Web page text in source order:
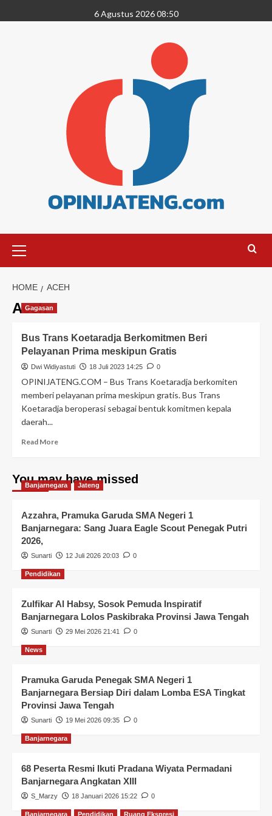
6 Agustus 2026 08:50
HOME ACEH
Aceh
Gagasan
Bus Trans Koetaradja Berkomitmen Beri
Pelayanan Prima meskipun Gratis
Dwi Widiyastuti 18 Juli 2023 14:25 0
OPINIJATENG.COM – Bus Trans Koetaradja berkomiten
memberi pelayanan prima meskipun gratis. Bus Trans
Koetaradja beroperasi sebagai bentuk komitmen kepala
daerah...
Read More
You may have missed
Banjarnegara Jateng
Azzahra, Pramuka Garuda SMA Negeri 1
Banjarnegara: Sang Juara Eagle Scout Penegak Putri
2026,
Sunarti 12 Juli 2026 20:03 0
Pendidikan
Zulfikar Al Habsy, Sosok Pemuda Inspiratif
Banjarnegara Lolos Paskibraka Provinsi Jawa Tengah
Sunarti 29 Mei 2026 21:41 0
News
Pramuka Garuda Penegak SMA Negeri 1
Banjarnegara Bersiap Diri dalam Lomba ESA Tingkat
Provinsi Jawa Tengah
Sunarti 19 Mei 2026 09:35 0
Banjarnegara
68 Peserta Resmi Ikuti Pradana Wiyata Permadani
Banjarnegara Angkatan XIII
S_Marzy 18 Januari 2026 15:22 0
Banjarnegara Pendidikan Ruang Ekspresi